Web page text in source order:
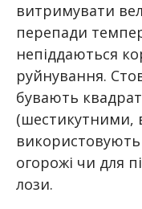
витримувати
перепади
непіддаються
руйнування.
бувають
(шестикутними,
використовують
огорожі чи для
лози.